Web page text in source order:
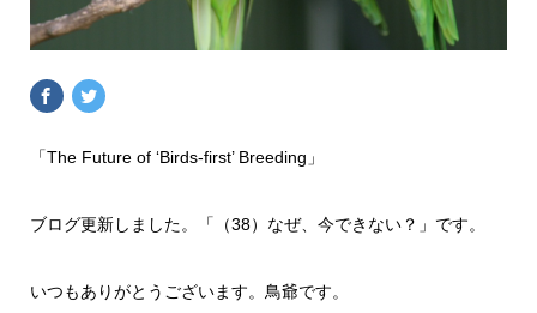
「The Future of ‘Birds-first’ Breeding」
ブログ更新しました。「（38）なぜ、今できない？」です。
いつもありがとうございます。鳥爺です。